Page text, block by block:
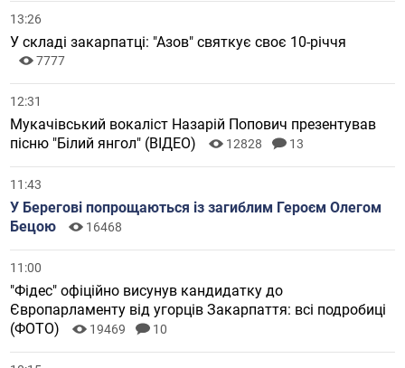
13:26
У складі закарпатці: "Азов" святкує своє 10-річчя
7777
12:31
Мукачівський вокаліст Назарій Попович презентував
пісню "Білий янгол" (ВІДЕО)
12828 13
11:43
У Берегові попрощаються із загиблим Героєм Олегом
Бецою
16468
11:00
"Фідес" офіційно висунув кандидатку до
Європарламенту від угорців Закарпаття: всі подробиці
(ФОТО)
19469 10